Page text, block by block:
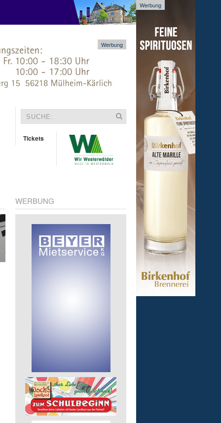
Werbung
Werbung
Tickets
WERBUNG